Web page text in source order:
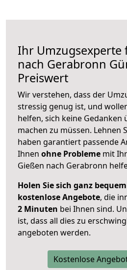
Ihr Umzugsexperte
nach Gerabronn
Preiswert
Wir verstehen, dass der
stressig genug ist, und
helfen, sich keine Gedanken
machen zu müssen. Lehnen
haben garantiert passende
Ihnen ohne Probleme mit
Gießen nach Gerabronn
Holen Sie sich ganz
kostenlose Angebote, die
2 Minuten bei Ihnen sind.
ist, dass all dies zu
angeboten werden.
Kostenlose